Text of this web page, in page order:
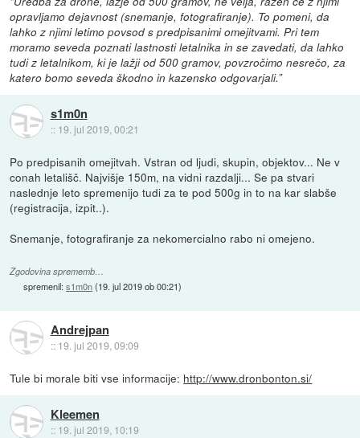
opravljamo dejavnost (snemanje, fotografiranje). To pomeni, da
lahko z njimi letimo povsod s predpisanimi omejitvami. Pri tem
moramo seveda poznati lastnosti letalnika in se zavedati, da lahko
tudi z letalnikom, ki je lažji od 500 gramov, povzročimo nesrečo, za
katero bomo seveda škodno in kazensko odgovarjali.”
s1m0n
:: 19. jul 2019, 00:21
Po predpisanih omejitvah. Vstran od ljudi, skupin, objektov... Ne v
conah letališč. Najvišje 150m, na vidni razdalji... Se pa stvari
naslednje leto spremenijo tudi za te pod 500g in to na kar slabše
(registracija, izpit..).
Snemanje, fotografiranje za nekomercialno rabo ni omejeno.
Zgodovina sprememb…
spremenil:s1m0n(19. jul 2019 ob 00:21)
Andrejpan
:: 19. jul 2019, 09:09
Tule bi morale biti vse informacije: http://www.dronbonton.si/
Kleemen
:: 19. jul 2019, 10:19